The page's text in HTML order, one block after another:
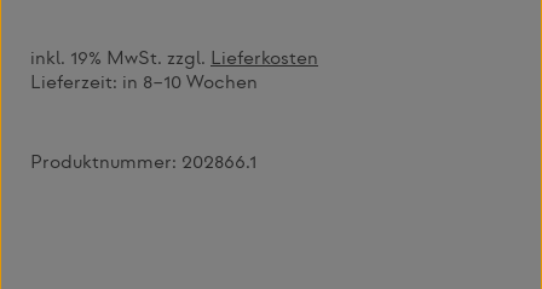
inkl. 19% MwSt. zzgl. Lieferkosten
Lieferzeit: in 8–10 Wochen
Produktnummer: 202866.1